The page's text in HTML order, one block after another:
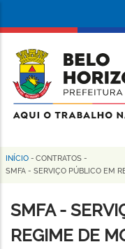
conteúdo
principal
da
Prefeitura
de
Horizonte
Trilha
navegação
INÍCIO - CONTRATOS -
SMFA - SERVIÇO PÚBLICO EM
SMFA -
REGIME DE